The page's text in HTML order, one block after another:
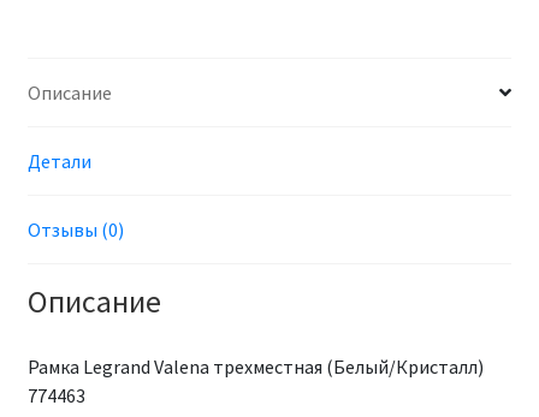
Описание
Детали
Отзывы (0)
Описание
Рамка Legrand Valena трехместная (Белый/Кристалл)
774463